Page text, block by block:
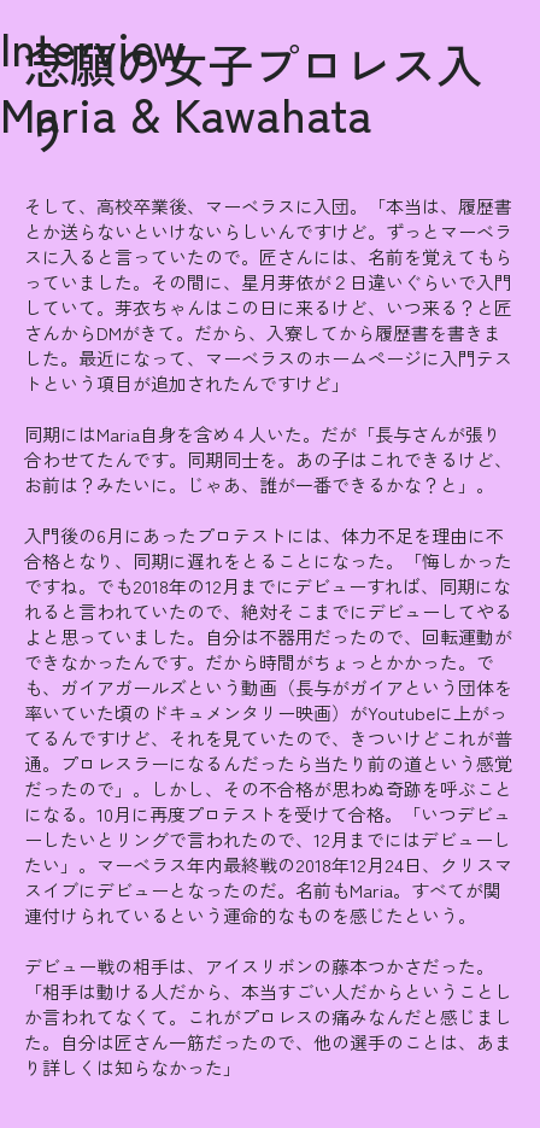
Interview
Maria & Kawahata
念願の女子プロレス入
り
そして、高校卒業後、マーベラスに入団。「本当は、履歴書
とか送らないといけないらしいんですけど。ずっとマーベラ
スに入ると言っていたので。匠さんには、名前を覚えてもら
っていました。その間に、星月芽依が２日違いぐらいで入門
していて。芽衣ちゃんはこの日に来るけど、いつ来る？と匠
さんからDMがきて。だから、入寮してから履歴書を書きま
した。最近になって、マーベラスのホームページに入門テス
トという項目が追加されたんですけど」
同期にはMaria自身を含め４人いた。だが「長与さんが張り
合わせてたんです。同期同士を。あの子はこれできるけど、
お前は？みたいに。じゃあ、誰が一番できるかな？と」。
入門後の6月にあったプロテストには、体力不足を理由に不
合格となり、同期に遅れをとることになった。「悔しかった
ですね。でも2018年の12月までにデビューすれば、同期にな
れると言われていたので、絶対そこまでにデビューしてやる
よと思っていました。自分は不器用だったので、回転運動が
できなかったんです。だから時間がちょっとかかった。で
も、ガイアガールズという動画（長与がガイアという団体を
率いていた頃のドキュメンタリー映画）がYoutubeに上がっ
てるんですけど、それを見ていたので、きついけどこれが普
通。プロレスラーになるんだったら当たり前の道という感覚
だったので」。しかし、その不合格が思わぬ奇跡を呼ぶこと
になる。10月に再度プロテストを受けて合格。「いつデビュ
ーしたいとリングで言われたので、12月までにはデビューし
たい」。マーベラス年内最終戦の2018年12月24日、クリスマ
スイブにデビューとなったのだ。名前もMaria。すべてが関
連付けられているという運命的なものを感じたという。
デビュー戦の相手は、アイスリボンの藤本つかさだった。
「相手は動ける人だから、本当すごい人だからということし
か言われてなくて。これがプロレスの痛みなんだと感じまし
た。自分は匠さん一筋だったので、他の選手のことは、あま
り詳しくは知らなかった」